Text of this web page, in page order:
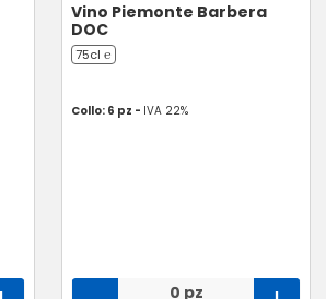
Vino Piemonte Barbera
DOC
75cl ℮
Collo: 6 pz - IVA 22%
0 pz